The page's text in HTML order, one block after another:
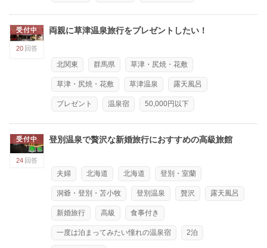
受付中
20 回答
両親に草津温泉旅行をプレゼントしたい！
北関東 群馬県 草津・尻焼・花敷
草津・尻焼・花敷 草津温泉 露天風呂
プレゼント 温泉宿 50,000円以下
受付中
24 回答
登別温泉で贅沢な新婚旅行におすすめの高級旅館
夫婦 北海道 北海道 登別・室蘭
洞爺・登別・苫小牧 登別温泉 贅沢 露天風呂
新婚旅行 高級 食事付き
一度は泊まってみたい憧れの温泉宿 2泊